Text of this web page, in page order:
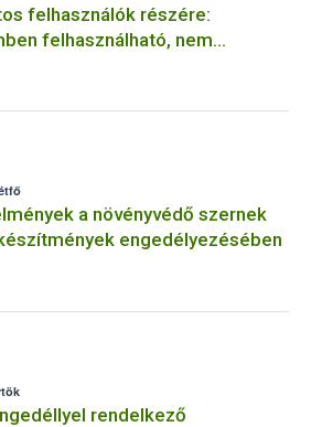
felhasználók részére:
felhasználható, nem
termékek
a növényvédő szernek
engedélyezésében
rendelkező